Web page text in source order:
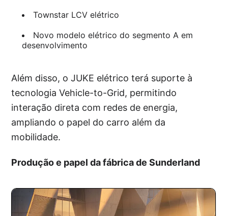
Townstar LCV elétrico
Novo modelo elétrico do segmento A em
desenvolvimento
Além disso, o JUKE elétrico terá suporte à
tecnologia Vehicle-to-Grid, permitindo
interação direta com redes de energia,
ampliando o papel do carro além da
mobilidade.
Produção e papel da fábrica de Sunderland